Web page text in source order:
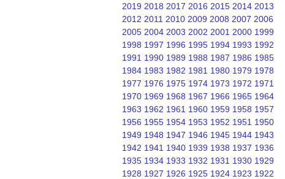
2019 2018 2017 2016 2015 2014 2013
2012 2011 2010 2009 2008 2007 2006
2005 2004 2003 2002 2001 2000 1999
1998 1997 1996 1995 1994 1993 1992
1991 1990 1989 1988 1987 1986 1985
1984 1983 1982 1981 1980 1979 1978
1977 1976 1975 1974 1973 1972 1971
1970 1969 1968 1967 1966 1965 1964
1963 1962 1961 1960 1959 1958 1957
1956 1955 1954 1953 1952 1951 1950
1949 1948 1947 1946 1945 1944 1943
1942 1941 1940 1939 1938 1937 1936
1935 1934 1933 1932 1931 1930 1929
1928 1927 1926 1925 1924 1923 1922